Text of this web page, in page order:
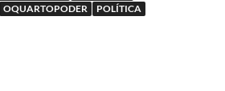
OQUARTOPODER POLÍTICA